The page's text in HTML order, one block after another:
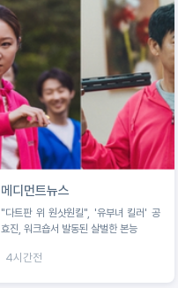
메디먼트뉴스
"다트판 위 원샷원킬", '유부녀 킬러' 공
효진, 워크숍서 발동된 살벌한 본능
4시간전